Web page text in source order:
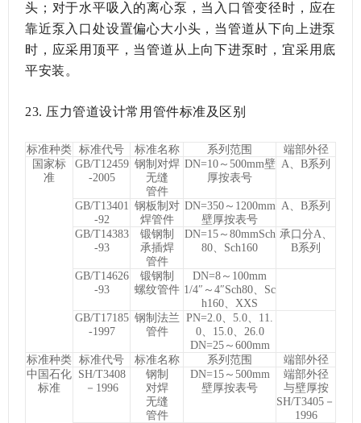
头；对于水平吸入的离心泵，当入口管变径时，应在
靠近泵入口处设置偏心大小头，当管道从下向上进泵
时，应采用顶平，当管道从上向下进泵时，宜采用底
平安装。
23. 压力管道设计常用管件标准及区别
标准种类 标准代号 标准名称 系列范围
端部外径
国家标
准
GB/T12459
-2005
钢制对焊
无缝
管件
DN=10～500mm壁
厚按表号
A、B系列
GB/T13401
-92
钢板制对
焊管件
DN=350～1200mm
壁厚按表号
A、B系列
GB/T14383
-93
锻钢制
承插焊
管件
DN=15～80mmSch
80、Sch160
承口分A、
B系列
GB/T14626
-93
锻钢制
螺纹管件
DN=8～100mm
1/4″～4″Sch80、Sc
h160、XXS
GB/T17185
-1997
钢制法兰
管件
PN=2.0、5.0、11.
0、15.0、26.0
DN=25～600mm
标准种类 标准代号 标准名称 系列范围
端部外径
中国石化
标准
SH/T3408
－1996
钢制
对焊
无缝
管件
DN=15～500mm
壁厚按表号
端部外径
与壁厚按
SH/T3405－
1996